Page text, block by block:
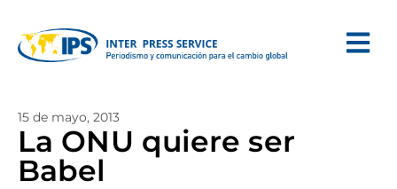
15 de mayo, 2013
La ONU quiere ser
Babel